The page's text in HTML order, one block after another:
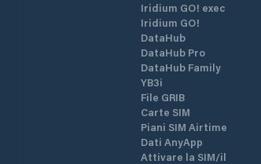
Iridium GO! exec
Iridium GO!
DataHub
DataHub Pro
DataHub Family
YB3i
File GRIB
Carte SIM
Piani SIM Airtime
Dati AnyApp
Attivare la SIM/il